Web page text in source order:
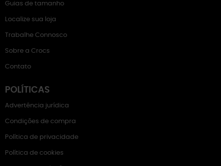
Guias de tamanho
Localize sua loja
Trabalhe Connosco
Sobre a Crocs
Contato
POLÍTICAS
Advertência jurídica
Condições de compra
Política de privacidade
Política de cookies